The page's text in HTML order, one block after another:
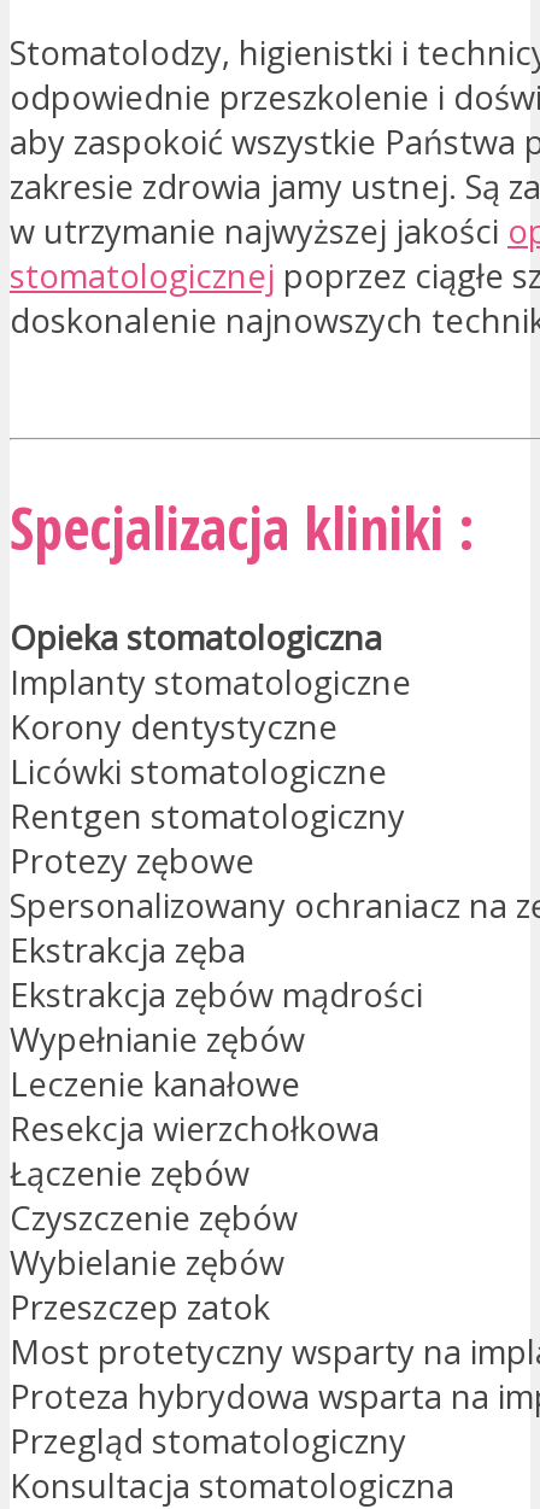
Stomatolodzy, higienistki i
odpowiednie przeszkolenie i
aby zaspokoić wszystkie Państwa
zakresie zdrowia jamy ustnej. Są
w utrzymanie najwyższej jakości
stomatologicznej poprzez ciągłe
doskonalenie najnowszych
Specjalizacja kliniki :
Opieka stomatologiczna
Implanty stomatologiczne
Korony dentystyczne
Licówki stomatologiczne
Rentgen stomatologiczny
Protezy zębowe
Spersonalizowany ochraniacz na
Ekstrakcja zęba
Ekstrakcja zębów mądrości
Wypełnianie zębów
Leczenie kanałowe
Resekcja wierzchołkowa
Łączenie zębów
Czyszczenie zębów
Wybielanie zębów
Przeszczep zatok
Most protetyczny wsparty na
Proteza hybrydowa wsparta na
Przegląd stomatologiczny
Konsultacja stomatologiczna